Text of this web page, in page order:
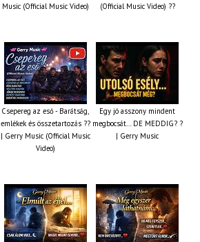
Music (Official Music Video)
(Official Music Video) ??
Csepereg az eső - Barátság,
emlékek és összetartozás ?️?
| Gerry Music (Official Music
Video)
Egy jó asszony mindent
megbocsát… DE MEDDIG? ?
| Gerry Music